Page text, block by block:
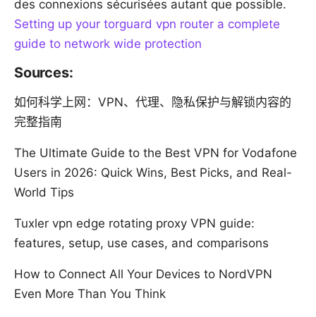
des connexions sécurisées autant que possible.
Setting up your torguard vpn router a complete
guide to network wide protection
Sources:
如何科学上网：VPN、代理、隐私保护与解锁内容的
完整指南
The Ultimate Guide to the Best VPN for Vodafone
Users in 2026: Quick Wins, Best Picks, and Real-
World Tips
Tuxler vpn edge rotating proxy VPN guide:
features, setup, use cases, and comparisons
How to Connect All Your Devices to NordVPN
Even More Than You Think